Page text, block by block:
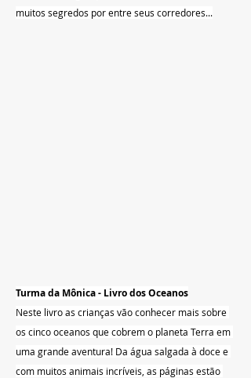
muitos segredos por entre seus corredores...
Turma da Mônica - Livro dos Oceanos
Neste livro as crianças vão conhecer mais sobre
os cincooceanos que cobrem o planeta Terra em
uma grande aventura! Da água salgada à doce e
com muitos animais incríveis, as páginas estão